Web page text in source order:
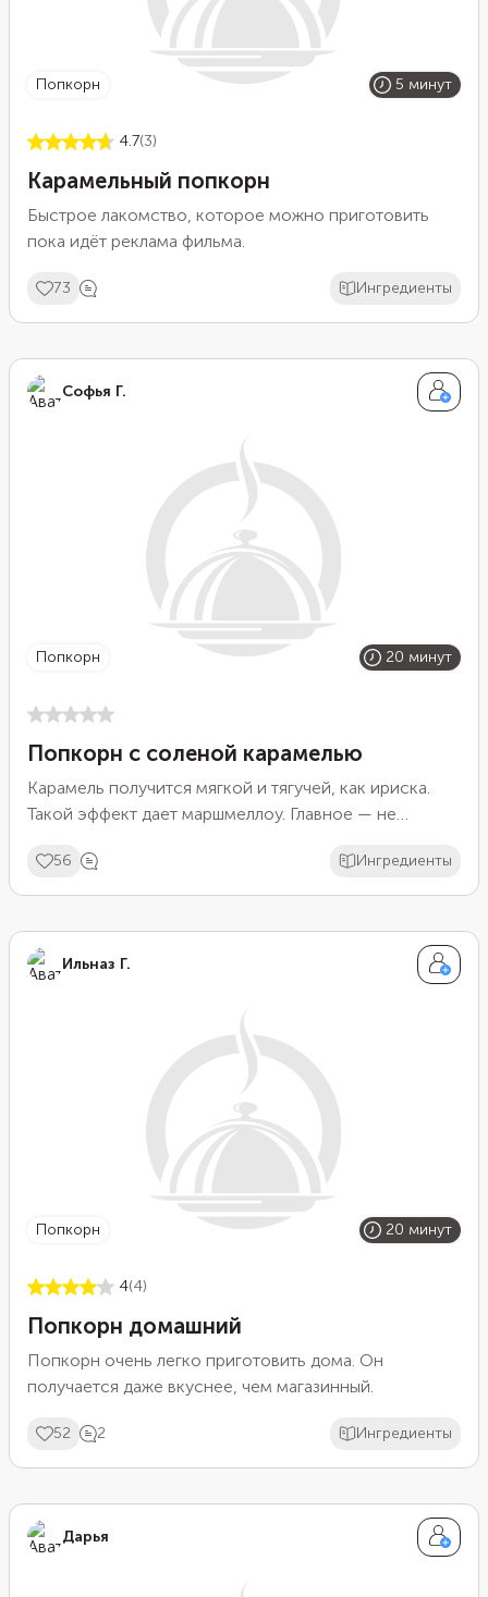
попкорн 5 минут
4.7(3)
Карамельный попкорн
Быстрое лакомство, которое можно приготовить
пока идёт реклама фильма.
73 Ингредиенты
Софья Г.
попкорн 20 минут
Попкорн с соленой карамелью
Карамель получится мягкой и тягучей, как ириска.
Такой эффект дает маршмеллоу. Главное — не
горчить. Чтобы упростить процесс, используйте уже
готовый попкорн. В конце обязательно добавьте
дополните карамель орехами, цедрой цитрусов или
хлопьями чили.
56 Ингредиенты
Ильназ Г.
попкорн 20 минут
4(4)
Попкорн домашний
Попкорн очень легко приготовить дома. Он
получается даже вкуснее, чем магазинный.
52 2 Ингредиенты
Дарья